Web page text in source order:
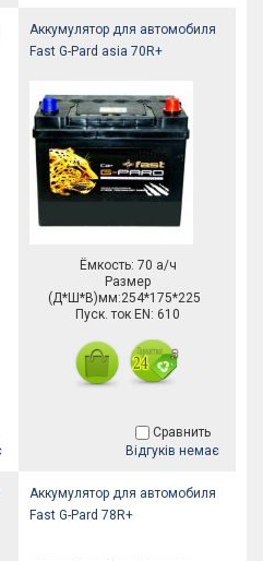
Аккумулятор для автомобиля
Fast G-Pard asia 70R+
Ёмкость: 70 а/ч
Размер
(Д*Ш*В)мм:254*175*225
Пуск. ток EN: 610
Сравнить
Відгуків немає
Аккумулятор для автомобиля
Fast G-Pard 78R+